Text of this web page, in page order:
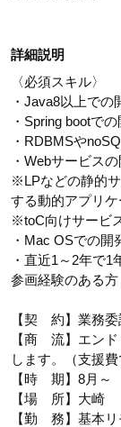
詳細説明
〈必須スキル〉
・Java8以上での
・Spring bootで
・RDBMSや
・Webサービス
※LPなどの静的
する動的アプリケ
※toC向けサービ
・Mac OSでの開
・直近1～2年で
参画経験のある方
【契 約】業務委
【商 流】エン
します。（支援費
【時 期】8月～
【場 所】大崎
【勤 務】基本リ